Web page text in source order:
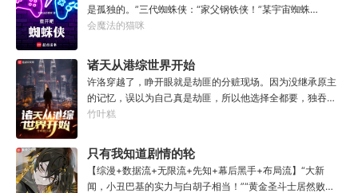
死几次之后，也能比传说中‘都市兵王’更为靠谱……
是孤独的。”三代蜘蛛侠：“家父钢铁侠！”某宇宙蜘蛛
侠：“这局又崩了，重开！重开！”夏洛穿越漫威多元宇宙，
一代蜘蛛侠逼停列车的超级力量。也没有二代蜘蛛侠堪比电
光的反应速度。更没有三代蜘蛛侠的黑科技纳米战衣。各项
属性都远低于其他宇宙的蜘蛛侠，可这个世界的各路反派却
强到离谱。打不过，根本打不过！好在只要简单的作死，他
死后就能在美漫宇宙开启复活赛，成功赢得复活赛，复活后
黑化超人，夏洛陷入了沉思。“这把巅峰赛，打不过，根本打
不过！”“重开！重开！这局复活赛我要重开啊！”
会魔法的猫咪
诸天从港综世界开始
许洛穿越了，睁开眼就是劫匪的分赃现场。因为没继承原主
的记忆，误以为自己真是劫匪，所以他选择全都要，独吞价
值五千万的钻石！以此实现财富自由后，两个警察却突然找
赃物又去向何处。许洛当时整个人都麻了啊！只能反手一套
骚操作~
竹叶糕
只有我知道剧情的轮
回世界
【综漫+数据流+无限流+先知+幕后黑手+布局流】“大新
闻，小丑巴基的实力与白胡子相当！”“黄金圣斗士居然败给